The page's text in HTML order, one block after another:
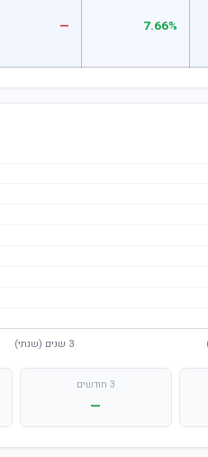
7.66%
—
3 חודשים
—